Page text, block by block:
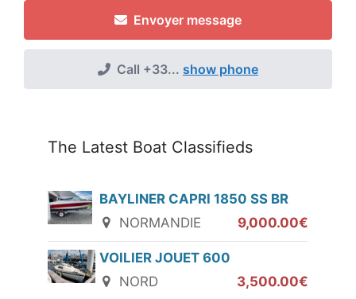
Envoyer message
Call +33... show phone
The Latest Boat Classifieds
BAYLINER CAPRI 1850 SS BR
NORMANDIE
9,000.00€
VOILIER JOUET 600
NORD
3,500.00€